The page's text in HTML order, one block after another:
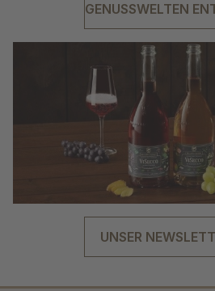
GENUSSWELTEN
UNSER